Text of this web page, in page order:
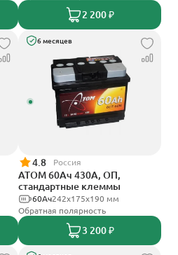
2 200 ₽
6 месяцев
4.8 Россия
АТОМ 60Ач 430А, ОП,
стандартные клеммы
242х175х190 мм
60Ач
Обратная полярность
3 200 ₽